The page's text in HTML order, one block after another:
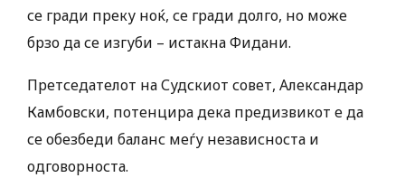
се гради преку ноќ, се гради долго, но може
брзо да се изгуби – истакна Фидани.
Претседателот на Судскиот совет, Александар
Камбовски, потенцира дека предизвикот е да
се обезбеди баланс меѓу независноста и
одговорноста.